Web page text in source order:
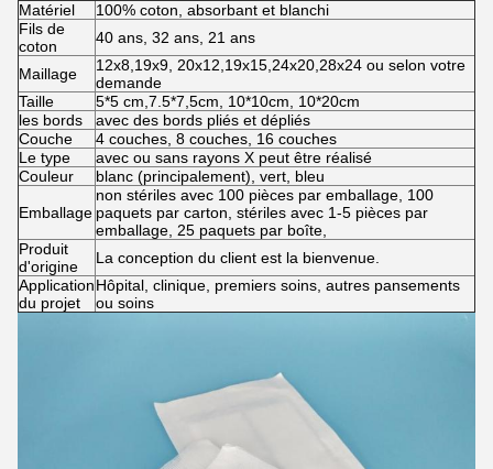
Matériel
100% coton, absorbant et blanchi
Fils de
coton
40 ans, 32 ans, 21 ans
Maillage
12x8,19x9, 20x12,19x15,24x20,28x24 ou selon votre
demande
Taille
5*5 cm,7.5*7,5cm, 10*10cm, 10*20cm
les bords
avec des bords pliés et dépliés
Couche
4 couches, 8 couches, 16 couches
Le type
avec ou sans rayons X peut être réalisé
Couleur
blanc (principalement), vert, bleu
Emballage
non stériles avec 100 pièces par emballage, 100
paquets par carton, stériles avec 1-5 pièces par
emballage, 25 paquets par boîte,
Produit
d'origine
La conception du client est la bienvenue.
Application
du projet
Hôpital, clinique, premiers soins, autres pansements
ou soins